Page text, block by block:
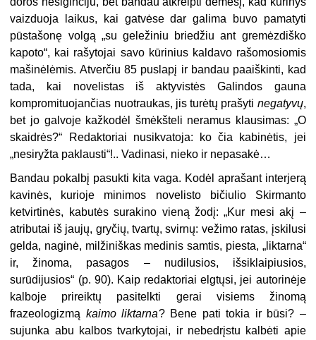
vaizduoja laikus, kai gatvėse dar galima buvo pamatyti
pūstašonę volgą „su geležiniu briedžiu ant gremėzdiško
kapoto“, kai rašytojai savo kūrinius kaldavo rašomosiomis
mašinėlėmis. Atverčiu 85 puslapį ir bandau paaiškinti, kad
tada, kai novelistas iš aktyvistės Galindos gauna
kompromituojančias nuotraukas, jis turėtų prašyti negatyvų,
bet jo galvoje kažkodėl šmėkšteli neramus klausimas: „O
skaidrės?“ Redaktoriai nusikvatoja: ko čia kabinėtis, jei
„nesiryžta paklausti“!.. Vadinasi, nieko ir nepasakė…
Bandau pokalbį pasukti kita vaga. Kodėl aprašant interjerą
kavinės, kurioje minimos novelisto bičiulio Skirmanto
ketvirtinės, kabutės surakino vieną žodį: „Kur mesi akį –
atributai iš jaujų, gryčių, tvartų, svirnų: vežimo ratas, įskilusi
gelda, naginė, milžiniškas medinis samtis, piesta, „liktarna“
ir, žinoma, pasagos – nudilusios, išsiklaipiusios,
surūdijusios“ (p. 90). Kaip redaktoriai elgtųsi, jei autorinėje
kalboje prireiktų pasitelkti gerai visiems žinomą
frazeologizmą kaimo liktarna? Bene pati tokia ir būsi? –
sujunka abu kalbos tvarkytojai, ir nebedrįstu kalbėti apie